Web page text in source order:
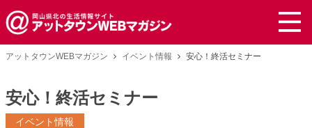
アットタウンWEBマガジン イベント情報 安心！終活セミナー
安心！終活セミナー
イベント情報